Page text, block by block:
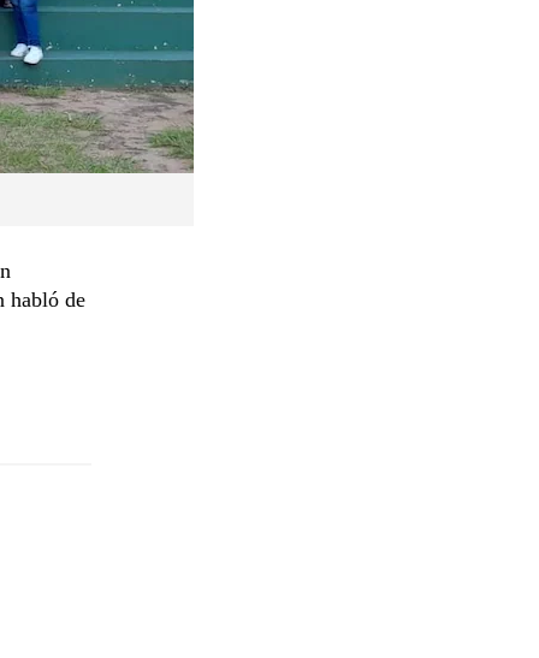
habló de